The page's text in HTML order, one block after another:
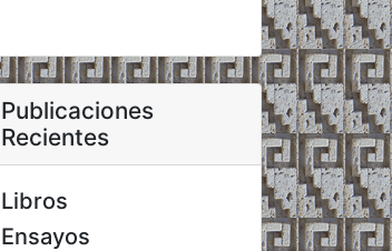
Publicaciones
Recientes
Libros
Ensayos